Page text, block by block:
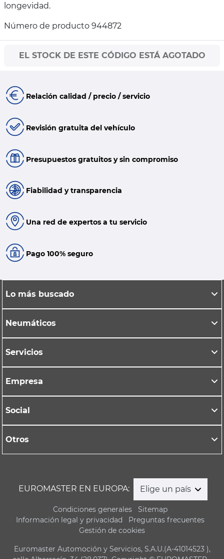
longevidad.
Número de producto 944872
EL STOCK DE ESTE CÓDIGO ESTÁ AGOTADO
Relación calidad / precio / servicio
Revisión gratuita del vehículo
Presupuestos gratuitos y sin compromiso
Fiabilidad y transparencia
Una red de expertos a tu servicio
Pago 100% seguro
Lo más buscado
Neumáticos
Servicios
Empresa
Social
Otros
EUROMASTER EN EUROPA: Elige un país
Condiciones generales
Sitemap
Información legal y privacidad
Preguntas frecuentes
Gestión de cookies
Euromaster Automoción y Servicios, S.A.U.(A-41014523 ),